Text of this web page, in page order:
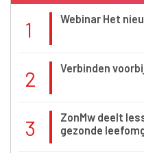
1 Webinar Het
2 Verbinden
3
ZonMw deelt
gezonde